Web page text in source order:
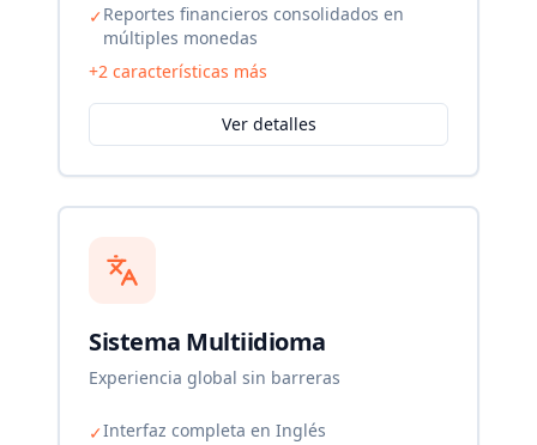
✓Reportes financieros consolidados en
múltiples monedas
+2 características más
Ver detalles
Sistema Multiidioma
Experiencia global sin barreras
✓Interfaz completa en Inglés